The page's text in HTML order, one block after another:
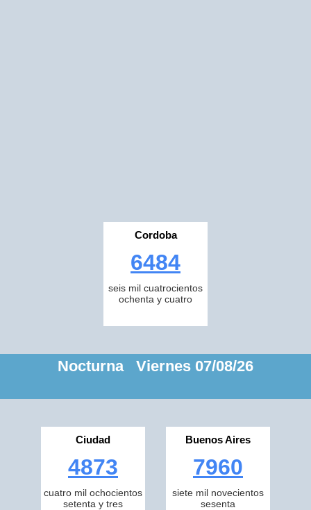
Cordoba
6484
seis mil cuatrocientos
ochenta y cuatro
Nocturna Viernes 07/08/26
Ciudad
4873
cuatro mil ochocientos
setenta y tres
Buenos Aires
7960
siete mil novecientos
sesenta